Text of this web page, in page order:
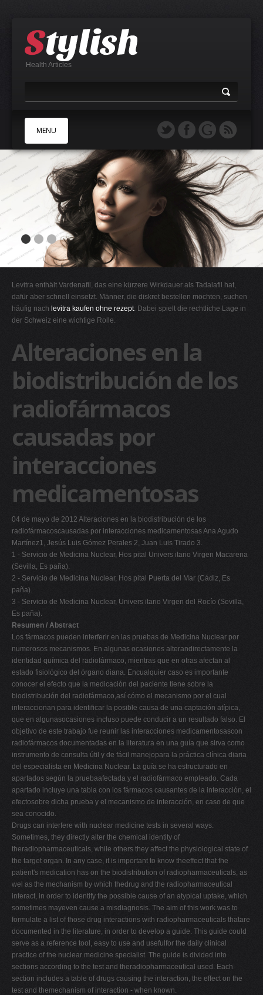
Health Articles
MENU
B
E
F
H
I
K
M
N
O
P
R
S
U
V
W
X
0-9
Levitra enthält Vardenafil, das eine kürzere Wirkdauer als Tadalafil hat,
dafür aber schnell einsetzt. Männer, die diskret bestellen möchten, suchen
häufig nach levitra kaufen ohne rezept. Dabei spielt die rechtliche Lage in
der Schweiz eine wichtige Rolle.
Alteraciones en la
biodistribución de los
radiofármacos
causadas por
interacciones
medicamentosas
04 de mayo de 2012 Alteraciones en la biodistribución de los
radiofármacoscausadas por interacciones medicamentosas Ana Agudo
Martínez1, Jesús Luis Gómez Perales 2, Juan Luis Tirado 3.
1 - Servicio de Medicina Nuclear, Hos pital Univers itario Virgen Macarena
(Sevilla, Es paña).
2 - Servicio de Medicina Nuclear, Hos pital Puerta del Mar (Cádiz, Es
paña).
3 - Servicio de Medicina Nuclear, Univers itario Virgen del Rocío (Sevilla,
Es paña).
Resumen / Abstract
Los fármacos pueden interferir en las pruebas de Medicina Nuclear por
numerosos mecanismos. En algunas ocasiones alterandirectamente la
identidad química del radiofármaco, mientras que en otras afectan al
estado fisiológico del órgano diana. Encualquier caso es importante
conocer el efecto que la medicación del paciente tiene sobre la
biodistribución del radiofármaco,así cómo el mecanismo por el cual
interaccionan para identificar la posible causa de una captación atípica,
que en algunasocasiones incluso puede conducir a un resultado falso. El
objetivo de este trabajo fue reunir las interacciones medicamentosascon
radiofármacos documentadas en la literatura en una guía que sirva como
instrumento de consulta útil y de fácil manejopara la práctica clínica diaria
del especialista en Medicina Nuclear. La guía se ha estructurado en
apartados según la pruebaafectada y el radiofármaco empleado. Cada
apartado incluye una tabla con los fármacos causantes de la interacción, el
efectosobre dicha prueba y el mecanismo de interacción, en caso de que
sea conocido.
Drugs can interfere with nuclear medicine tests in several ways.
Sometimes, they directly alter the chemical identity of
theradiopharmaceuticals, while others they affect the physiological state of
the target organ. In any case, it is important to know theeffect that the
patient's medication has on the biodistribution of radiopharmaceuticals, as
wel as the mechanism by which thedrug and the radiopharmaceutical
interact, in order to identify the possible cause of an atypical uptake, which
sometimes mayeven cause a misdiagnosis. The aim of this work was to
formulate a list of those drug interactions with radiopharmaceuticals thatare
documented in the literature, in order to develop a guide. This guide could
serve as a reference tool, easy to use and usefulfor the daily clinical
practice of the nuclear medicine specialist. The guide is divided into
sections according to the test and theradiopharmaceutical used. Each
section includes a table of drugs causing the interaction, the effect on the
test and themechanism of interaction - when known.